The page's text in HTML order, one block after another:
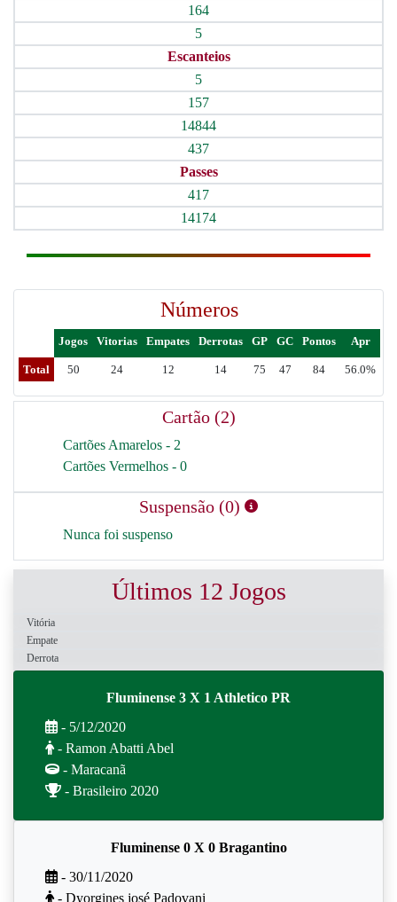
164
5
Escanteios
5
157
14844
437
Passes
417
14174
Números
Jogos Vitorias Empates Derrotas GP GC Pontos Apr
Total 50 24 12 14 75 47 84 56.0%
Cartão (2)
Cartões Amarelos - 2
Cartões Vermelhos - 0
Suspensão (0)
Nunca foi suspenso
Últimos 12 Jogos
Vitória
Empate
Derrota
Fluminense 3 X 1 Athletico PR
- 5/12/2020
- Ramon Abatti Abel
- Maracanã
- Brasileiro 2020
Fluminense 0 X 0 Bragantino
- 30/11/2020
- Dyorgines josé Padovani